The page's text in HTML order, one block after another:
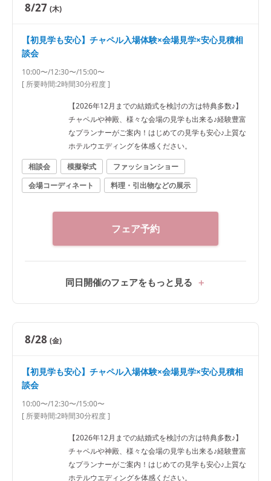
8/27 (木)
【初見学も安心】チャペル入場体験×会場見学×安心見積相
談会
10:00〜/12:30〜/15:00〜
[ 所要時間:2時間30分程度]
【2026年12月までの結婚式を検討の方は特典多数♪】
チャペルや神殿、様々な会場の見学も出来る♪経験豊富
なプランナーがご案内！はじめての見学も安心♪上質な
ホテルウエディングを体感ください。
相談会
模擬挙式
ファッションショー
会場コーディネート
料理・引出物などの展示
フェア予約
同日開催のフェアをもっと見る
8/28 (金)
【初見学も安心】チャペル入場体験×会場見学×安心見積相
談会
10:00〜/12:30〜/15:00〜
[ 所要時間:2時間30分程度]
【2026年12月までの結婚式を検討の方は特典多数♪】
チャペルや神殿、様々な会場の見学も出来る♪経験豊富
なプランナーがご案内！はじめての見学も安心♪上質な
ホテルウエディングを体感ください。